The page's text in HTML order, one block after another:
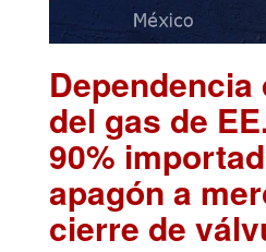
Dependencia
del gas de
90%
apagón a
cierre de